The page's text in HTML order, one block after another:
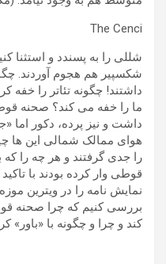
The Cenci
شللی را به پسندد و استثنا
شکسپیر هم هجوم آوردند.
داشتند! چگونه تئاتر را خفه
ما را خفه می کند؟ صحنه
داشت و نیز پرده، دکور اما
هوای ممالک شمالی این ها
را جدی گرفتند و هر چه را که
قوطی وار کرده بودند با تاکید
نمایش نامه را در ویترین
بررسی کنیم که چرا صحنه
کند و چرا و چگونه با «باور»